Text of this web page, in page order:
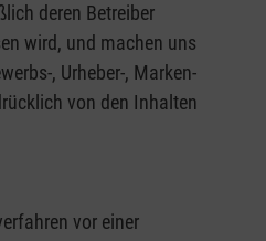
deren Betreiber
wird, und machen uns
, Urheber-, Marken-
von den Inhalten
vor einer